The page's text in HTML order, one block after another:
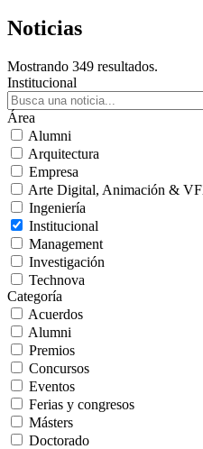
Noticias
Mostrando 349 resultados.
Institucional
Área
Alumni
Arquitectura
Empresa
Arte Digital, Animación &
Ingeniería
Institucional
Management
Investigación
Technova
Categoría
Acuerdos
Alumni
Premios
Concursos
Eventos
Ferias y congresos
Másters
Doctorado